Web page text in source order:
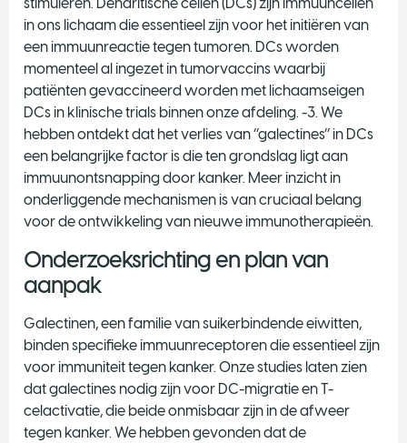
in ons lichaam die essentieel zijn voor het initiëren van
een immuunreactie tegen tumoren. DCs worden
momenteel al ingezet in tumorvaccins waarbij
patiënten gevaccineerd worden met lichaamseigen
DCs in klinische trials binnen onze afdeling. -3. We
hebben ontdekt dat het verlies van ‘’galectines’’ in DCs
een belangrijke factor is die ten grondslag ligt aan
immuunontsnapping door kanker. Meer inzicht in
onderliggende mechanismen is van cruciaal belang
voor de ontwikkeling van nieuwe immunotherapieën.
Onderzoeksrichting en plan van
aanpak
Galectinen, een familie van suikerbindende eiwitten,
binden specifieke immuunreceptoren die essentieel zijn
voor immuniteit tegen kanker. Onze studies laten zien
dat galectines nodig zijn voor DC-migratie en T-
celactivatie, die beide onmisbaar zijn in de afweer
tegen kanker. We hebben gevonden dat de